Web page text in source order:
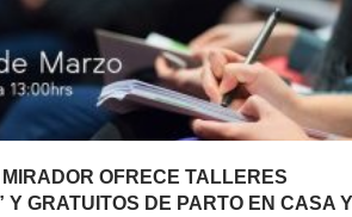
OFRECE TALLERES
Y GRATUITOS DE PARTO EN CASA Y